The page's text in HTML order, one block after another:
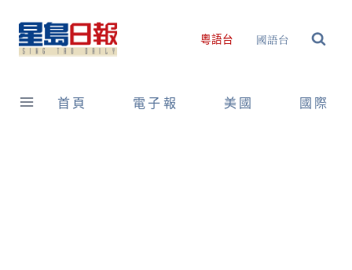
content
粵語台 國語台
首頁 電子報 美國 國際